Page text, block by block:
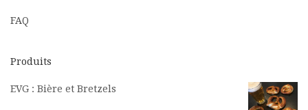
FAQ
Produits
EVG : Bière et Bretzels